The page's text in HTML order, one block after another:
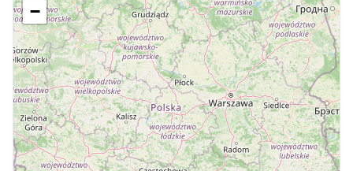
−